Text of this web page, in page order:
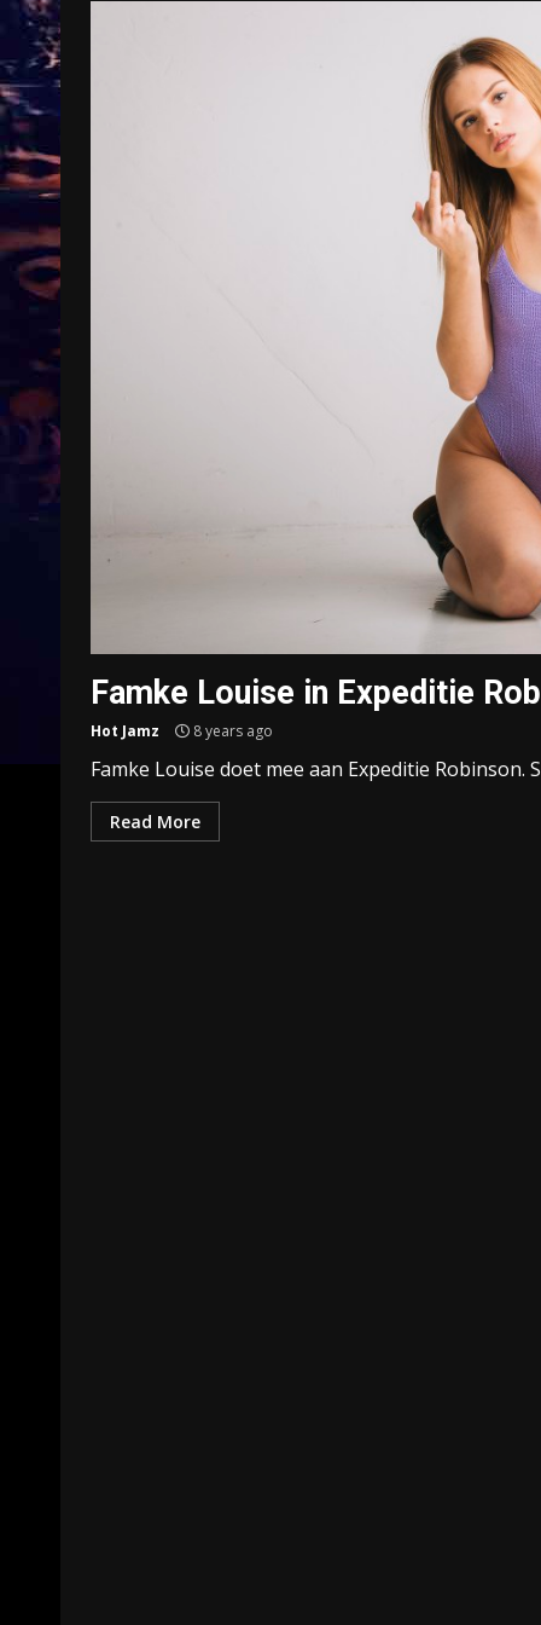
Famke Louise in Expeditie
Hot Jamz 8 years ago
Famke Louise doet mee aan Expeditie
Read More
Treinkaartjes worden duurder,
abonnementen verdwijnen